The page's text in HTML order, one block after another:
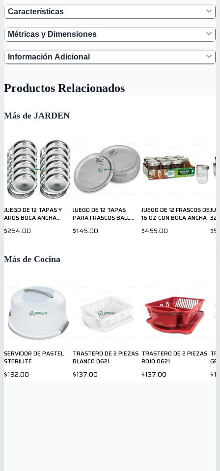
Características
Métricas y Dimensiones
Información Adicional
Productos Relacionados
Más de JARDEN
JUEGO DE 12 TAPAS Y
AROS BOCA ANCHA
$264.00
JUEGO DE 12 TAPAS
PARA FRASCOS BALL
$145.00
JUEGO DE 12 FRASCOS DE
16 OZ CON BOCA ANCHA
$455.00
32
Más de Cocina
SERVIDOR DE PASTEL
STERILITE
$192.00
TRASTERO DE 2 PIEZAS
BLANCO 0621
$137.00
TRASTERO DE 2 PIEZAS
ROJO 0621
$137.00